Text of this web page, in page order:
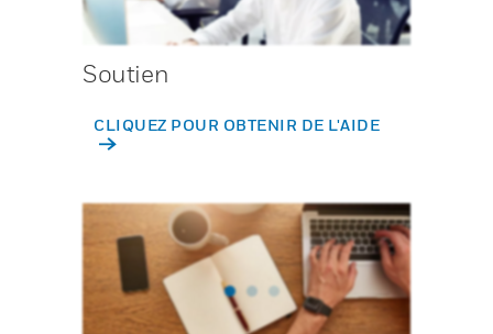
Soutien
CLIQUEZ POUR OBTENIR DE L'AIDE